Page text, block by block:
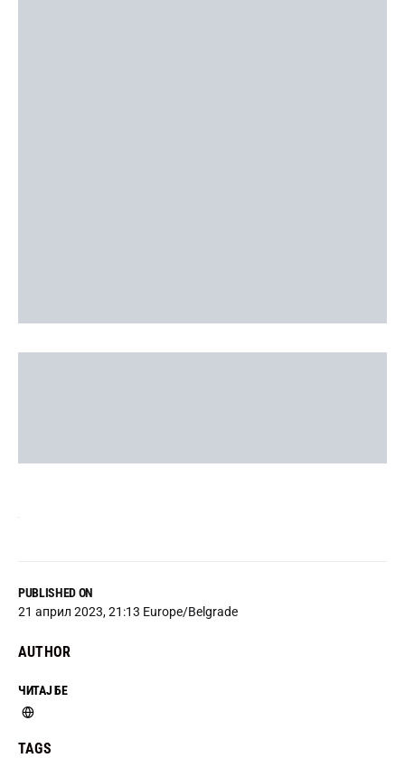
PUBLISHED ON
21 април 2023, 21:13 Europe/Belgrade
AUTHOR
ЧИТАЈ БЕ
TAGS